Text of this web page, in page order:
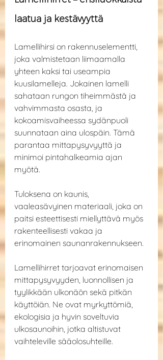
laatua ja kestävyyttä
Lamellihirsi on rakennuselementti,
joka valmistetaan liimaamalla
yhteen kaksi tai useampia
kuusilamelleja. Jokainen lamelli
sahataan rungon tiheimmästä ja
vahvimmasta osasta, ja
kokoamisvaiheessa sydänpuoli
suunnataan aina ulospäin. Tämä
parantaa mittapysyvyyttä ja
minimoi pintahalkeamia ajan
myötä.
Tuloksena on kaunis,
vaaleasävyinen materiaali, joka on
paitsi esteettisesti miellyttävä myös
rakenteellisesti vakaa ja
erinomainen saunanrakennukseen.
Lamellihirret tarjoavat erinomaisen
mittapysyvyyden, luonnollisen ja
tyylikkään ulkonäön sekä pitkän
käyttöiän. Ne ovat myrkyttömiä,
ekologisia ja hyvin soveltuvia
ulkosaunoihin, jotka altistuvat
vaihteleville sääolosuhteille.